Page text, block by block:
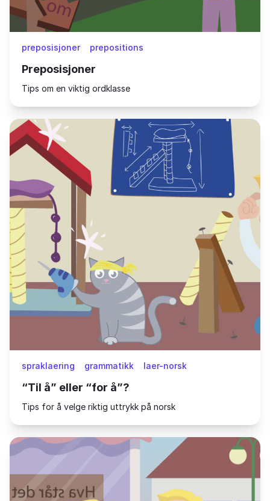
preposisjoner prepositions
Preposisjoner
Tips om en viktig ordklasse
spraklaering grammatikk laer-norsk
“Til å” eller “for å”?
Tips for å velge riktig uttrykk på norsk